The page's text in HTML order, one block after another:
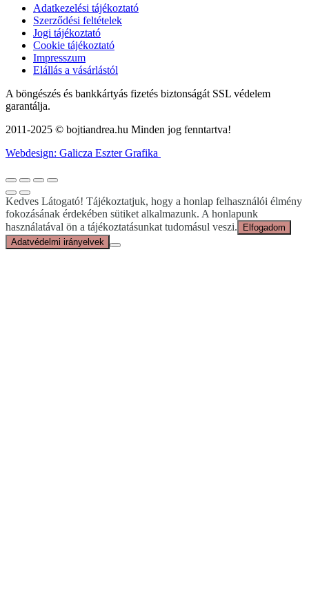
Adatkezelési tájékoztató
Szerződési feltételek
Jogi tájékoztató
Cookie tájékoztató
Impresszum
Elállás a vásárlástól
A böngészés és bankkártyás fizetés biztonságát SSL védelem
garantálja.
2011-2025 © bojtiandrea.hu Minden jog fenntartva!
Webdesign: Galicza Eszter Grafika
Kedves Látogató! Tájékoztatjuk, hogy a honlap felhasználói élmény
fokozásának érdekében sütiket alkalmazunk. A honlapunk
használatával ön a tájékoztatásunkat tudomásul veszi.
Elfogadom
Adatvédelmi irányelvek